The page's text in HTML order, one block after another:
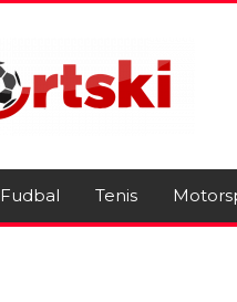
Fudbal Tenis